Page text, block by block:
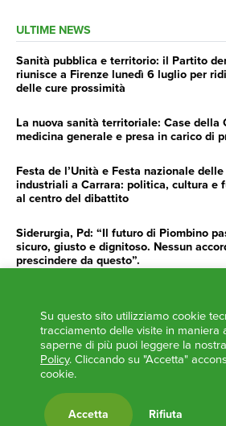
ULTIME NEWS
Sanità pubblica e territorio: il Partito
riunisce a Firenze lunedì 6 luglio per
delle cure prossimità
La nuova sanità territoriale: Case della
medicina generale e presa in carico di
Festa de l’Unità e Festa nazionale
industriali a Carrara: politica, cultura e
al centro del dibattito
Siderurgia, Pd: “Il futuro di Piombino
sicuro, giusto e dignitoso. Nessun
prescindere da questo”.
impegno e determinazione delle
AGENDA
‘ANCORA UNA VOLTA LA TOSCANA
L’ITALIA BOCCIATA DALL’UE
Su questo sito utilizziamo cookie
tracciamento delle visite in maniera
saperne di più puoi leggere la nostra
Policy. Cliccando su "Accetta"
cookie.
Accetta Rifiuta